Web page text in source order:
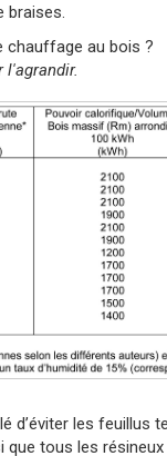
braises.
chauffage au bois ?
l'agrandir.
d’éviter les feuillus
que tous les